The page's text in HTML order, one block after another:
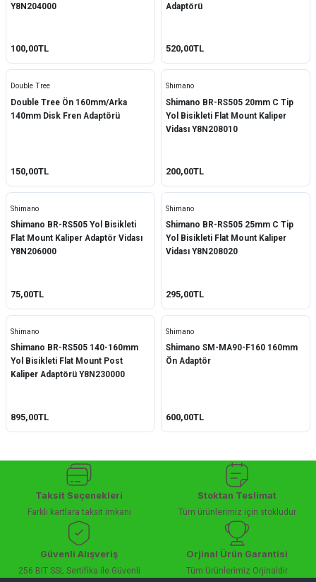
Y8N204000
100,00TL
Adaptörü
520,00TL
Double Tree
Double Tree Ön 160mm/Arka
140mm Disk Fren Adaptörü
150,00TL
Shimano
Shimano BR-RS505 20mm C Tip
Yol Bisikleti Flat Mount Kaliper
Vidası Y8N208010
200,00TL
Shimano
Shimano BR-RS505 Yol Bisikleti
Flat Mount Kaliper Adaptör Vidası
Y8N206000
75,00TL
Shimano
Shimano BR-RS505 25mm C Tip
Yol Bisikleti Flat Mount Kaliper
Vidası Y8N208020
295,00TL
Shimano
Shimano BR-RS505 140-160mm
Yol Bisikleti Flat Mount Post
Kaliper Adaptörü Y8N230000
895,00TL
Shimano
Shimano SM-MA90-F160 160mm
Ön Adaptör
600,00TL
Taksit Seçenekleri
Farklı kartlara taksit imkanı
Stoktan Teslimat
Tüm ürünlerimiz için stokludur
Güvenli Alışveriş
256 BIT SSL Sertifika ile Güvenli
Orjinal Ürün Garantisi
Tüm Ürünlerimiz Orjinaldir